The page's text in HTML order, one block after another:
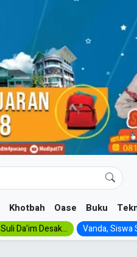
Khotbah Oase Buku
Suli Da’im Desak... Vanda, Siswa